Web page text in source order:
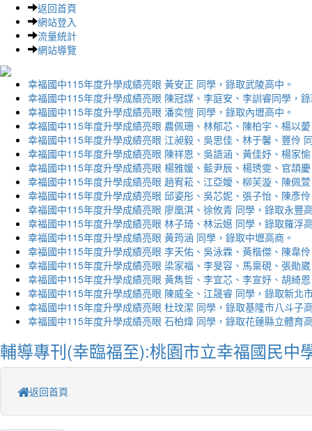
返回首頁
網站登入
流量統計
網站導覽
幸福國中115年度升學成績亮眼 黃安正 同學，錄取武陵高中。
幸福國中115年度升學成績亮眼 陳冠謀、李庭安、李訓睿同學，
幸福國中115年度升學成績亮眼 潘奕愷 同學，錄取內壢高中。
幸福國中115年度升學成績亮眼 農佩珊、林郁芯、陳柏宇、楊以
幸福國中115年度升學成績亮眼 江昶毅、吳思佳、林于馨、豐伶
幸福國中115年度升學成績亮眼 陳祥恩、吳語涵、黃佳妤、楊家
幸福國中115年度升學成績亮眼 楊雅媛、藍尹辰、楊琇雯、官頡
幸福國中115年度升學成績亮眼 趙宥菘、江亞嬡、柳芙漩、陳佩
幸福國中115年度升學成績亮眼 邱姿彤、吳芯妮、張子怡、陳彥
幸福國中115年度升學成績亮眼 廖凰淇、徐攸青 同學，錄取永豐
幸福國中115年度升學成績亮眼 林子琦、林沄嬨 同學，錄取羅浮
幸福國中115年度升學成績亮眼 黃筠涵 同學，錄取中壢高商。
幸福國中115年度升學成績亮眼 李天佑、吳泳霖、黃楷傑、陳韋
幸福國中115年度升學成績亮眼 梁家福、李旻容、馬稟硯、張勛
幸福國中115年度升學成績亮眼 黃雋哲、李宜芯、李宣妤、胡綺
幸福國中115年度升學成績亮眼 陳威全、江晟睿 同學，錄取新北
幸福國中115年度升學成績亮眼 杜玟潔 同學，錄取基隆市八斗子
幸福國中115年度升學成績亮眼 石柏煒 同學，錄取花蓮縣立體育
輔導專刊(幸臨福至):桃園市立幸福國民中
返回首頁